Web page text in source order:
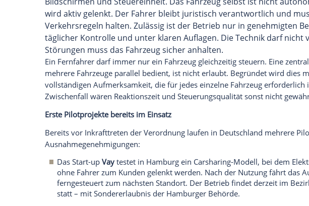
zuverlässige Funkverbindung mit geringer Latenz (z. B.
Notstopp-Funktion, wenn keine sichere Steuerung mehr
Die tägliche Abfahrtskontrolle ist vorgeschrieben und
Fahrzeugsauch eine Funktionskontrolle derFernsteuerung,
der Notfallmechanismen. DiesePrüfungmuss dokumentiert
werden.
Anforderungen an den Fahrer
Der fernlenkende Fahrer unterliegt strengen Regeln.
Jahre alt sein, seit drei Jahren eine gültige Fahrerlaubnis
geeignet sein. Außerdem ist eine fahrzeugspezifische
Fernlenksystem vorgeschrieben – dieseSchulungmuss
organisiert werden. Ändert sich das System (z. B. nach